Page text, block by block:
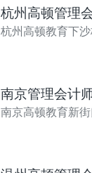
杭州高顿管理
杭州高顿教育下
南京管理会计
南京高顿教育新